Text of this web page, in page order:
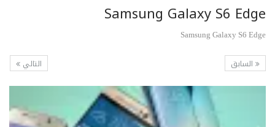
Samsung Galaxy S6 Edge
Samsung Galaxy S6 Edge
التالي السابق